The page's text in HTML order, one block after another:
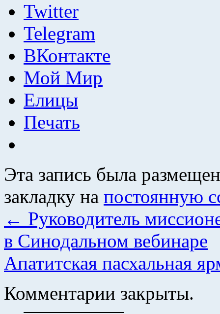
Twitter
Telegram
ВКонтакте
Мой Мир
Елицы
Печать
Эта запись была
закладку на постоянную
← Руководитель
в Синодальном вебинаре
Апатитская пасхальная
Комментарии закрыты.